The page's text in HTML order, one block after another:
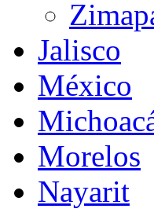
Jalisco
México
Morelos
Nayarit